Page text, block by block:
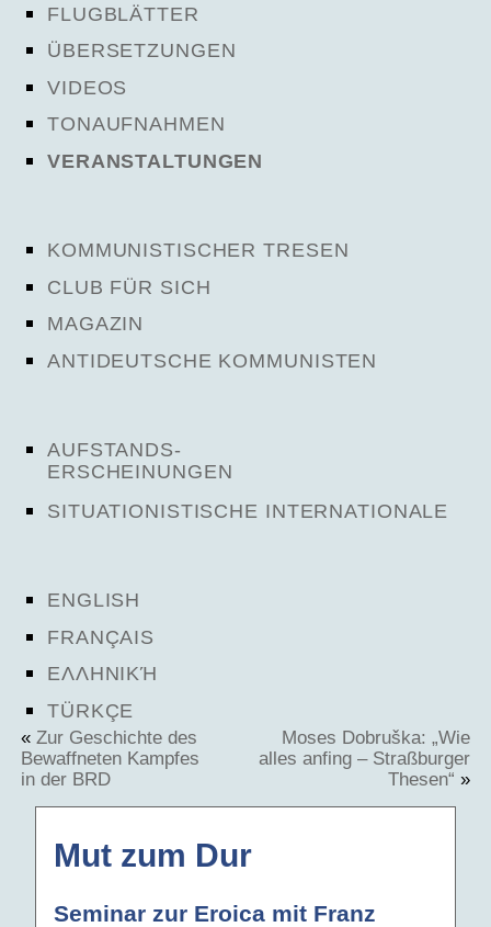
FLUGBLÄTTER
ÜBERSETZUNGEN
VIDEOS
TONAUFNAHMEN
VERANSTALTUNGEN
KOMMUNISTISCHER TRESEN
CLUB FÜR SICH
MAGAZIN
ANTIDEUTSCHE KOMMUNISTEN
AUFSTANDS-
ERSCHEINUNGEN
SITUATIONISTISCHE INTERNATIONALE
ENGLISH
FRANÇAIS
ΕΛΛΗΝΙΚΉ
TÜRKÇE
« Zur Geschichte des
Bewaffneten Kampfes
in der BRD
Moses Dobruška: „Wie
alles anfing – Straßburger
Thesen“ »
Mut zum Dur
Seminar zur Eroica mit Franz